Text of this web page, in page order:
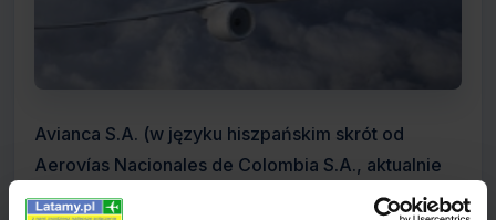
Avianca S.A. (w języku hiszpańskim skrót od
Aerovías Nacionales de Colombia S.A., aktualnie
Aerovías del Continente Americano S.A.) to